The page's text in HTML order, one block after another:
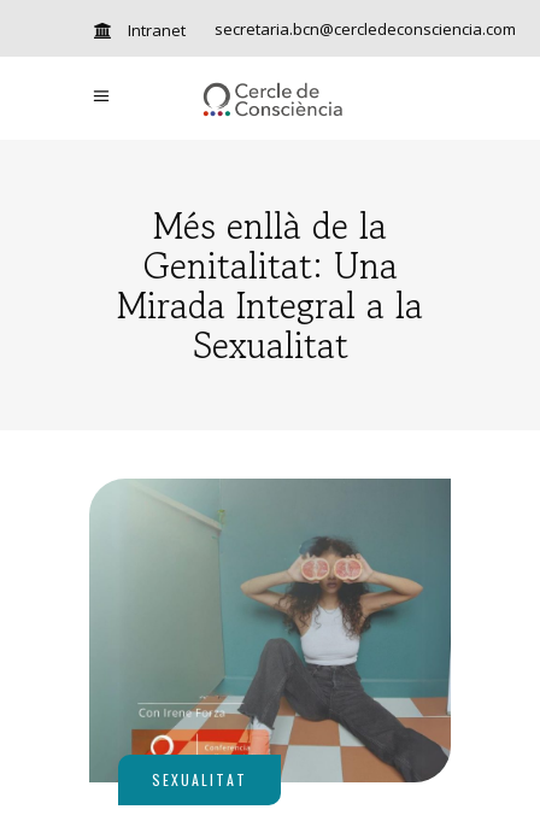
Intranet secretaria.bcn@cercledeconsciencia.com
Més enllà de la
Genitalitat: Una
Mirada Integral a la
Sexualitat